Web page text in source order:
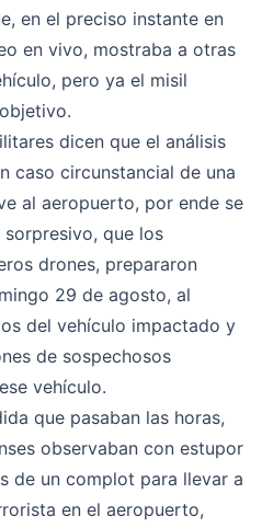
en el preciso instante en
en vivo, mostraba a otras
pero ya el misil
dicen que el análisis
caso circunstancial de una
al aeropuerto, por ende se
que los
drones, prepararon
29 de agosto, al
del vehículo impactado y
de sospechosos
vehículo.
que pasaban las horas,
observaban con estupor
de un complot para llevar a
en el aeropuerto,